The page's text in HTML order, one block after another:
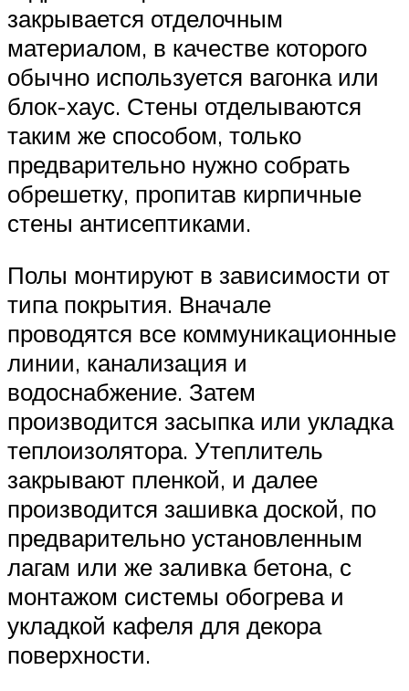
закрывается отделочным
материалом, в качестве которого
обычно используется вагонка или
блок-хаус. Стены отделываются
таким же способом, только
предварительно нужно собрать
обрешетку, пропитав кирпичные
стены антисептиками.
Полы монтируют в зависимости от
типа покрытия. Вначале
проводятся все коммуникационные
линии, канализация и
водоснабжение. Затем
производится засыпка или укладка
теплоизолятора. Утеплитель
закрывают пленкой, и далее
производится зашивка доской, по
предварительно установленным
лагам или же заливка бетона, с
монтажом системы обогрева и
укладкой кафеля для декора
поверхности.